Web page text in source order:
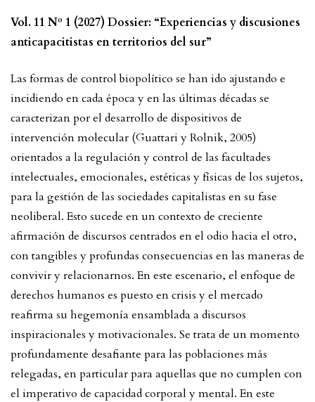
Vol. 11 Nº 1 (2027) Dossier: “Experiencias y discusiones
anticapacitistas en territorios del sur”
Las formas de control biopolítico se han ido ajustando e
incidiendo en cada época y en las últimas décadas se
caracterizan por el desarrollo de dispositivos de
intervención molecular (Guattari y Rolnik, 2005)
orientados a la regulación y control de las facultades
intelectuales, emocionales, estéticas y físicas de los sujetos,
para la gestión de las sociedades capitalistas en su fase
neoliberal. Esto sucede en un contexto de creciente
afirmación de discursos centrados en el odio hacia el otro,
con tangibles y profundas consecuencias en las maneras de
convivir y relacionarnos. En este escenario, el enfoque de
derechos humanos es puesto en crisis y el mercado
reafirma su hegemonía ensamblada a discursos
inspiracionales y motivacionales. Se trata de un momento
profundamente desafiante para las poblaciones más
relegadas, en particular para aquellas que no cumplen con
el imperativo de capacidad corporal y mental. En este